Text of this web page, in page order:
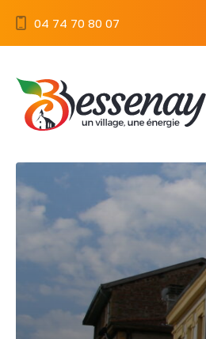
04 74 70 80 07
Panneau de gestion des cookies